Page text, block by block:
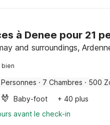
à Denee pour 21
and surroundings,
bien
Personnes · 7 Chambres · 500
Baby-foot
+ 40 plus
avant le check-in